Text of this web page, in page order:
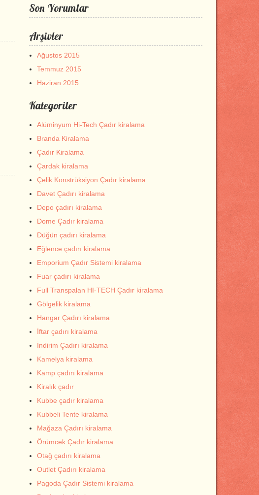
Son Yorumlar
Arşivler
Ağustos 2015
Temmuz 2015
Haziran 2015
Kategoriler
Alüminyum Hi-Tech Çadır kiralama
Branda Kiralama
Çadır Kiralama
Çardak kiralama
Çelik Konstrüksiyon Çadır kiralama
Davet Çadırı kiralama
Depo çadırı kiralama
Dome Çadır kiralama
Düğün çadırı kiralama
Eğlence çadırı kiralama
Emporium Çadır Sistemi kiralama
Fuar çadırı kiralama
Full Transpalan HI-TECH Çadır kiralama
Gölgelik kiralama
Hangar Çadırı kiralama
İftar çadırı kiralama
İndirim Çadırı kiralama
Kamelya kiralama
Kamp çadırı kiralama
Kiralık çadır
Kubbe çadır kiralama
Kubbeli Tente kiralama
Mağaza Çadırı kiralama
Örümcek Çadır kiralama
Otağ çadırı kiralama
Outlet Çadırı kiralama
Pagoda Çadır Sistemi kiralama